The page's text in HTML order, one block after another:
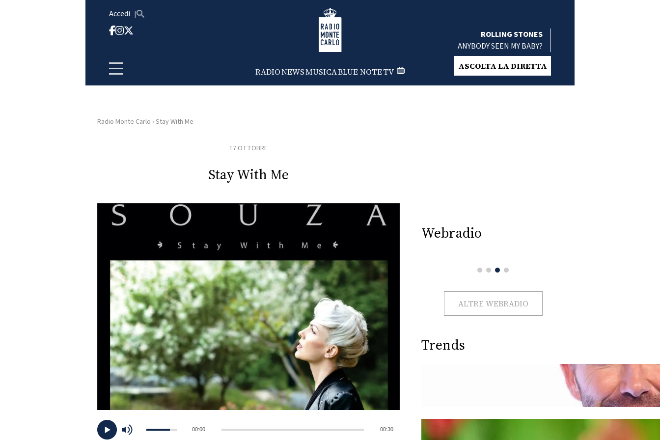
Accedi Radio Monte Carlo
RADIONEWSMUSICABLUE NOTETV
ROLLING STONES
ANYBODY SEEN MY BABY?
ASCOLTA LA DIRETTA
RADIO
NEWS
FOTO
CONCORSI
EVENTI
VIDEO
TV
PRINCIPATO
Radio Monte Carlo › Stay With Me
17 OTTOBRE
Stay With Me
00:00 00:30
Webradio
ALTRE WEBRADIO
Trends